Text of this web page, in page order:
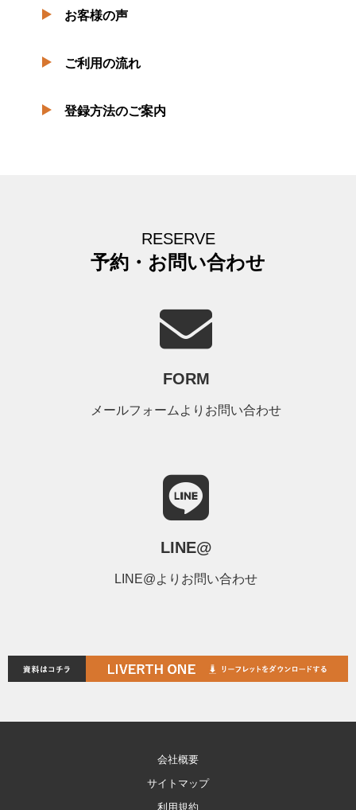
お客様の声
ご利用の流れ
登録方法のご案内
RESERVE
予約・お問い合わせ
FORM
メールフォームよりお問い合わせ
LINE@
LINE@よりお問い合わせ
会社概要
サイトマップ
利用規約